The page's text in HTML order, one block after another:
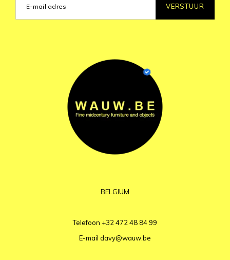
VERSTUUR
BELGIUM
Telefoon +32 472 48 84 99
E-mail davy@wauw.be